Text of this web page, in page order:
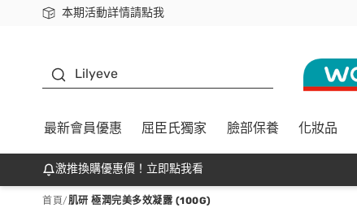
本期活動詳情請點我
下載app最高回饋$350
Lilyeve
最新會員優惠 屈臣氏獨家 臉部保養 化妝品
激推換購優惠價！立即點我看
首頁/肌研 極潤完美多效凝露 (100G)